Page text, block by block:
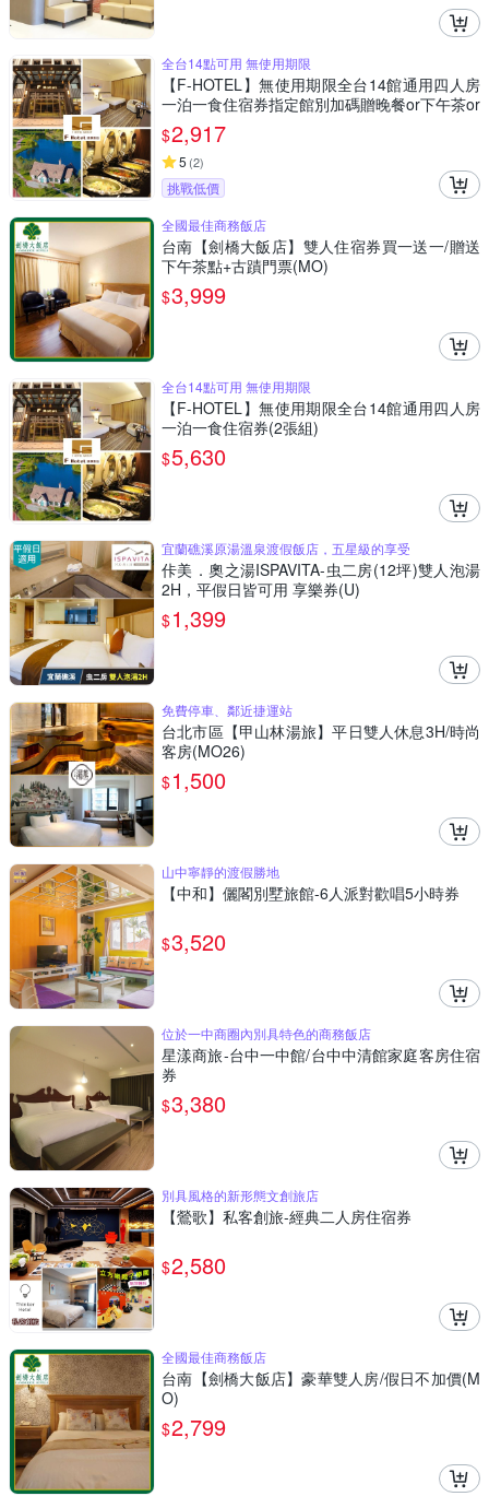
全台14點可用 無使用期限
【F-HOTEL】無使用期限全台14館通用四人房
一泊一食住宿券指定館別加碼贈晚餐or下午茶or
伴手禮
$2,917
5 (2)
挑戰低價
全國最佳商務飯店
台南【劍橋大飯店】雙人住宿券買一送一/贈送
下午茶點+古蹟門票(MO)
$3,999
全台14點可用 無使用期限
【F-HOTEL】無使用期限全台14館通用四人房
一泊一食住宿券(2張組)
$5,630
宜蘭礁溪原湯溫泉渡假飯店，五星級的享受
佧美．奧之湯ISPAVITA-虫二房(12坪)雙人泡湯
2H，平假日皆可用 享樂券(U)
$1,399
免費停車、鄰近捷運站
台北市區【甲山林湯旅】平日雙人休息3H/時尚
客房(MO26)
$1,500
山中寧靜的渡假勝地
【中和】儷閣別墅旅館-6人派對歡唱5小時券
$3,520
位於一中商圈內別具特色的商務飯店
星漾商旅-台中一中館/台中中清館家庭客房住宿
券
$3,380
別具風格的新形態文創旅店
【鶯歌】私客創旅-經典二人房住宿券
$2,580
全國最佳商務飯店
台南【劍橋大飯店】豪華雙人房/假日不加價(M
O)
$2,799